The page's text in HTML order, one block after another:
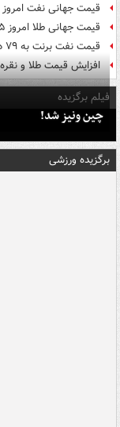
قیمت جهانی نفت امروز ۱۶ مرداد
قیمت جهانی طلا امروز ۱۵ مرداد
قیمت نفت برنت به ۷۹ دلار رسید
افزایش قیمت طلا و
فیلم برگزیده
چین ونیز شد!
برگزیده ورزشی